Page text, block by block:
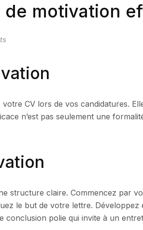
motivation
CV lors de vos candidatures.
n’est pas seulement une
structure claire. Commencez par
le but de votre lettre.
conclusion polie qui invite à un